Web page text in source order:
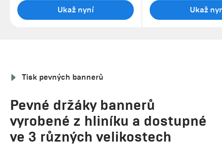
Ukaž nyní Ukaž
Tisk pevných bannerů
Pevné držáky bannerů
vyrobené z hliníku a dostupné
ve 3 různých velikostech